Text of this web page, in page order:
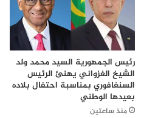
رئيس الجمهورية السيد محمد ولد
الشيخ الغزواني يهنئ الرئيس
السنغافوري بمناسبة احتفال بلاده
بعيدها الوطني
منذ ساعتين